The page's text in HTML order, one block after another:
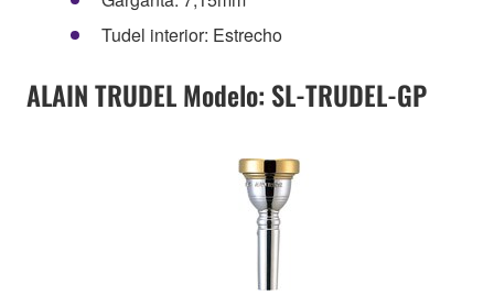
Tudel interior: Estrecho
ALAIN TRUDEL Modelo: SL-TRUDEL-GP